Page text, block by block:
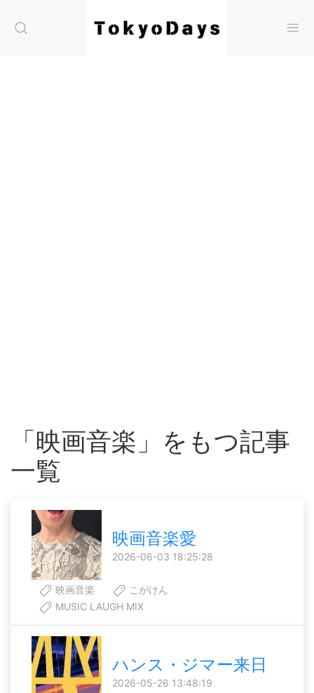
「映画音楽」をもつ記事
一覧
映画音楽愛
2026-06-03 18:25:28
映画音楽
こがけん
MUSIC LAUGH MIX
ハンス・ジマー来日
2026-05-26 13:48:19